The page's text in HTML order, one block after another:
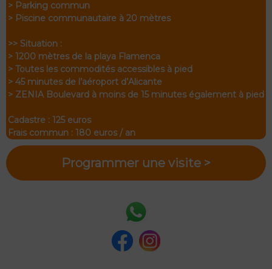
> Parking commun
> Piscine communautaire à 20 mètres
>> Situation :
> 1200 mètres de la playa Flamenca
> Toutes les commodités accessibles à pied
> 45 minutes de l’aéroport d’Alicante
> ZENIA Boulevard à moins de 15 minutes également à pied
Cadastre : 125 euros
Frais commun : 180 euros / an
Programmer une visite >